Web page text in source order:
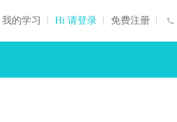
我的学习 Hi 请登录 免费注册